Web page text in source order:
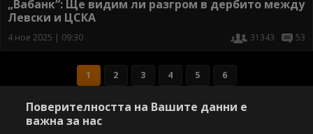
„Вабанк“: Ще видим ли разгром в дербито между
Левски и ЦСКА
4 ное 2025 | 09:30 31343 53
1 2 3 4 5 6
Поверителността на Вашите данни е
важна за нас